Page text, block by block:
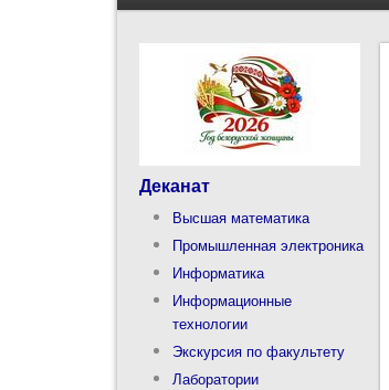
Деканат
Высшая математика
Промышленная электроника
Информатика
Информационные
технологии
Экскурсия по факультету
Лаборатории